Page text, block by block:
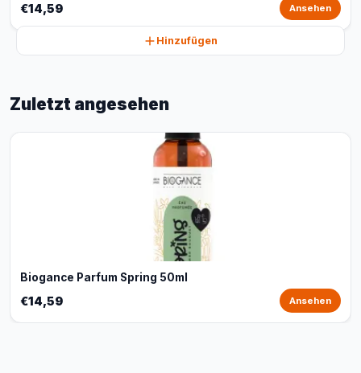
€14,59 Ansehen
Hinzufügen
Zuletzt angesehen
Biogance Parfum Spring 50ml
€14,59 Ansehen